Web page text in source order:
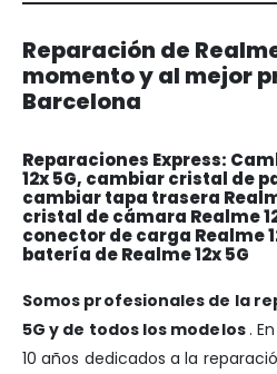
Reparación de
momento y al mejor
Barcelona
Reparaciones Express:
12x 5G, cambiar cristal de
cambiar tapa trasera
cristal de cámara Realme
conector de carga Realme
batería de Realme 12x 5G
Somos profesionales de la
5G y de todos los modelos.
10 años dedicados a la